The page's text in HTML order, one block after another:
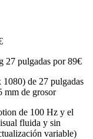
pulgadas por 89€
de 27 pulgadas
mm de grosor
de 100 Hz y el
fluida y sin
variable)